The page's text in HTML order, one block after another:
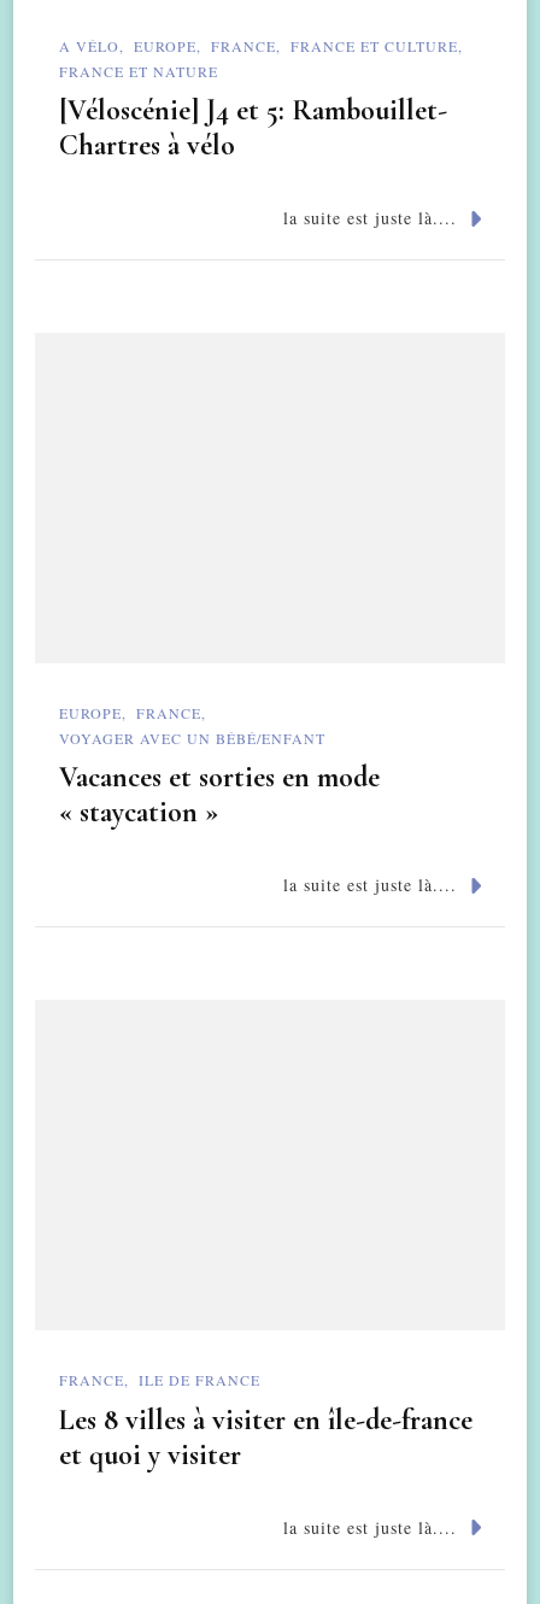
A VÉLO EUROPE FRANCE
FRANCE ET CULTURE
FRANCE ET NATURE
[Véloscénie] J4 et 5: Rambouillet-
Chartres à vélo
la suite est juste là....
EUROPE
FRANCE
VOYAGER AVEC UN BÉBÉ/ENFANT
Vacances et sorties en mode
« staycation »
la suite est juste là....
FRANCE ILE DE FRANCE
Les 8 villes à visiter en île-de-france
et quoi y visiter
la suite est juste là....